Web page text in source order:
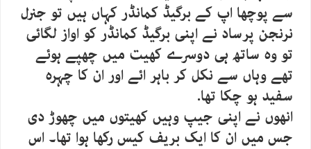
سے پوچھا اپ کے برگیڈ کمانڈر کہاں ہیں تو جنرل
نرنجن پرساد نے اپنی برگیڈ کمانڈر کو اواز لگائی
تو وہ ساتھ ہی دوسرے کھیت میں چھپے ہوئے
تھے وہاں سے نکل کر باہر ائے اور ان کا چہرہ
سفید ہو چکا تھا.
انھوں نے اپنی جیپ وہیں کھیتوں میں چھوڑ دی
جس میں ان کا ایک بریف کیس رکھا ہوا تھا۔ اس